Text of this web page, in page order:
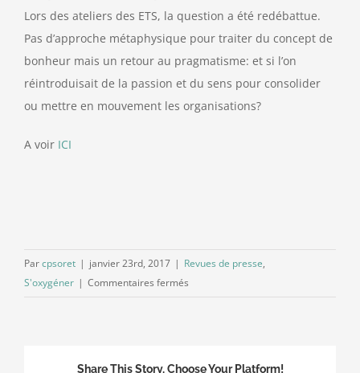
Lors des ateliers des ETS, la question a été redébattue.
Pas d’approche métaphysique pour traiter du concept de
bonheur mais un retour au pragmatisme: et si l’on
réintroduisait de la passion et du sens pour consolider
ou mettre en mouvement les organisations?
A voir ICI
Parcpsoret | janvier 23rd, 2017 | Revues de presse,
S'oxygéner | Commentaires fermés
Share This Story, Choose Your Platform!